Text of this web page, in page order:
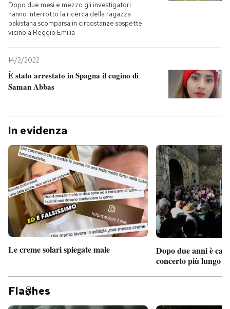
Dopo due mesi e mezzo gli investigatori
hanno interrotto la ricerca della ragazza
pakistana scomparsa in circostanze sospette
vicino a Reggio Emilia
14/2/2022
È stato arrestato in Spagna il cugino di
Saman Abbas
In evidenza
Le creme solari spiegate male
Dopo due anni è
concerto più lungo
Fla hes